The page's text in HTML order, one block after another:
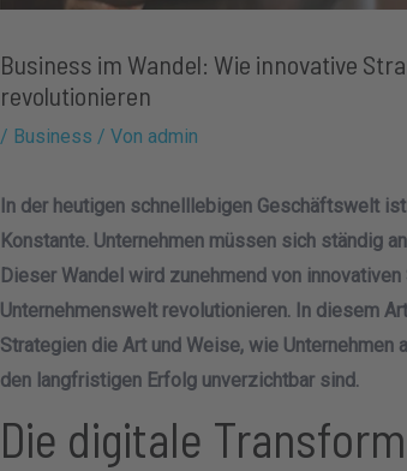
Business im Wandel: Wie innovative
revolutionieren
/ Business / Von admin
In der heutigen schnelllebigen Geschäftswelt
Konstante. Unternehmen müssen sich ständig
Dieser Wandel wird zunehmend von
Unternehmenswelt revolutionieren. In diesem
Strategien die Art und Weise, wie Unternehmen
den langfristigen Erfolg unverzichtbar sind.
Die digitale